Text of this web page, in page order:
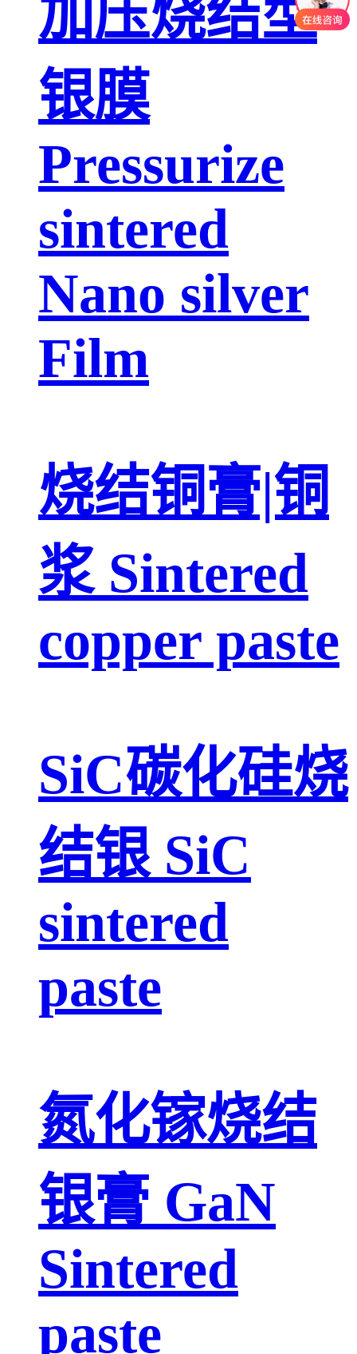
加压烧结型
银膜
Pressurize
sintered
Nano silver
Film
烧结铜膏|铜
浆 Sintered
copper paste
SiC碳化硅烧
结银 SiC
sintered
paste
氮化镓烧结
银膏 GaN
Sintered
paste